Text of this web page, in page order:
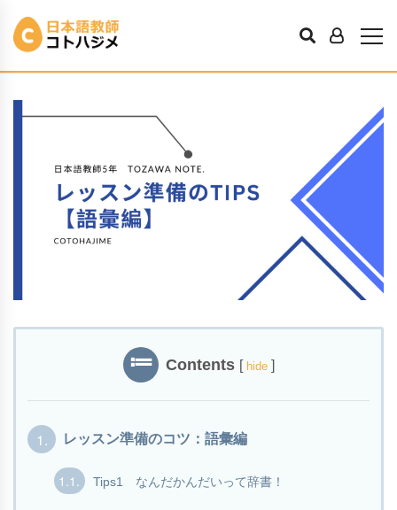
日本語クラス準備のコツ：語彙編
K先輩
Contents [ hide ]
1. レッスン準備のコツ：語彙編
1.1. Tips1 なんだかんだいって辞書！